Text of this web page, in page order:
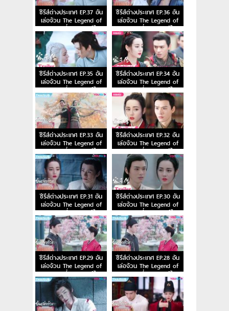
ซีรีส์ต่างประเทศ EP.37 อัน
เล่อจ้วน The Legend of
Anle ตอนที่ 37 พากย์ไทย
ซีรีส์ต่างประเทศ EP.36 อัน
เล่อจ้วน The Legend of
Anle ตอนที่ 36 พากย์ไทย
ซีรีส์ต่างประเทศ EP.35 อัน
เล่อจ้วน The Legend of
Anle ตอนที่ 35 พากย์ไทย
ซีรีส์ต่างประเทศ EP.34 อัน
เล่อจ้วน The Legend of
Anle ตอนที่ 34 พากย์ไทย
ซีรีส์ต่างประเทศ EP.33 อัน
เล่อจ้วน The Legend of
Anle ตอนที่ 33 พากย์ไทย
ซีรีส์ต่างประเทศ EP.32 อัน
เล่อจ้วน The Legend of
Anle ตอนที่ 32 พากย์ไทย
ซีรีส์ต่างประเทศ EP.31 อัน
เล่อจ้วน The Legend of
Anle ตอนที่ 31 พากย์ไทย
ซีรีส์ต่างประเทศ EP.30 อัน
เล่อจ้วน The Legend of
Anle ตอนที่ 30 พากย์ไทย
ซีรีส์ต่างประเทศ EP.29 อัน
เล่อจ้วน The Legend of
Anle ตอนที่ 29 พากย์ไทย
ซีรีส์ต่างประเทศ EP.28 อัน
เล่อจ้วน The Legend of
Anle ตอนที่ 28 พากย์ไทย